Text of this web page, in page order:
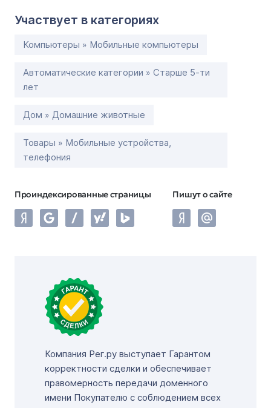
Участвует в категориях
Компьютеры » Мобильные компьютеры
Автоматические категории » Старше 5-ти
лет
Дом » Домашние животные
Товары » Мобильные устройства,
телефония
Проиндексированные страницы Пишут о сайте
Компания Рег.ру выступает Гарантом
корректности сделки и обеспечивает
правомерность передачи доменного
имени Покупателю с соблюдением всех